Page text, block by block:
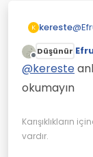
K kereste@
Çevrimdışı
Düşünür
@kereste
okumayın
Karışıklıkların
vardır.